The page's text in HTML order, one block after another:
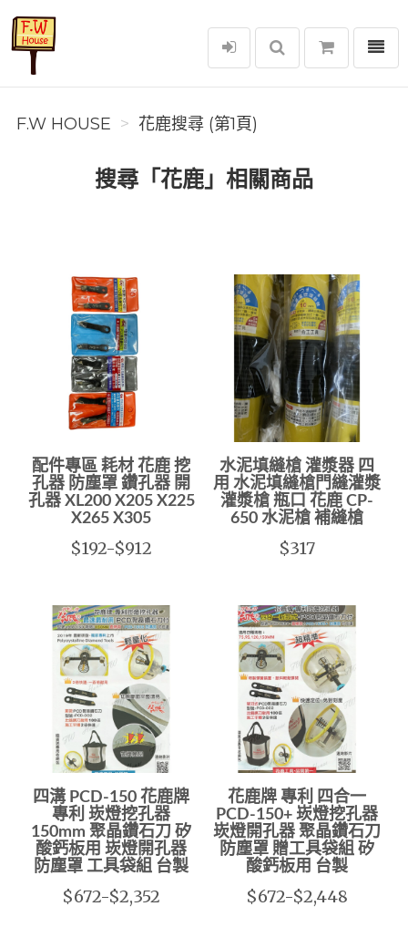
F.W House
選單
F.W HOUSE 花鹿搜尋 (第1頁)
搜尋「花鹿」相關商品
配件專區 耗材 花鹿 挖
孔器 防塵罩 鑽孔器 開
孔器 XL200 X205 X225
X265 X305
$192-$912
水泥填縫槍 灌漿器 四
用 水泥填縫槍門縫灌漿
灌漿槍 瓶口 花鹿 CP-
650 水泥槍 補縫槍
$317
四溝 PCD-150 花鹿牌
專利 崁燈挖孔器
150mm 聚晶鑽石刀 矽
酸鈣板用 崁燈開孔器
防塵罩 工具袋組 台製
$672-$2,352
花鹿牌 專利 四合一
PCD-150+ 崁燈挖孔器
崁燈開孔器 聚晶鑽石刀
防塵罩 贈工具袋組 矽
酸鈣板用 台製
$672-$2,448